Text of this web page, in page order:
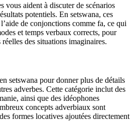
vous aident à discuter de scénarios
potentiels. En setswana, ces
de conjonctions comme fa, ce qui
et temps verbaux corrects, pour
des situations imaginaires.
setswana pour donner plus de détails
adverbes. Cette catégorie inclut des
ainsi que des idéophones
concepts adverbiaux sont
formes locatives ajoutées directement